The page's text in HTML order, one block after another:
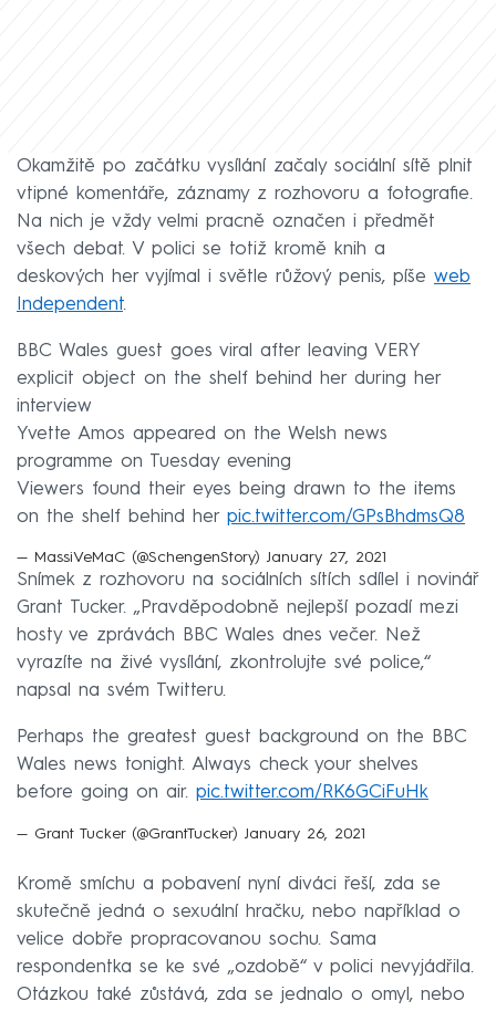
Okamžitě po začátku vysílání začaly sociální sítě plnit
vtipné komentáře, záznamy z rozhovoru a fotografie.
Na nich je vždy velmi pracně označen i předmět
všech debat. V polici se totiž kromě knih a
deskových her vyjímal i světle růžový penis, píše web
Independent.
BBC Wales guest goes viral after leaving VERY
explicit object on the shelf behind her during her
interview
Yvette Amos appeared on the Welsh news
programme on Tuesday evening
Viewers found their eyes being drawn to the items
on the shelf behind her pic.twitter.com/GPsBhdmsQ8
— MassiVeMaC (@SchengenStory) January 27, 2021
Snímek z rozhovoru na sociálních sítích sdílel i novinář
Grant Tucker. „Pravděpodobně nejlepší pozadí mezi
hosty ve zprávách BBC Wales dnes večer. Než
vyrazíte na živé vysílání, zkontrolujte své police,“
napsal na svém Twitteru.
Perhaps the greatest guest background on the BBC
Wales news tonight. Always check your shelves
before going on air. pic.twitter.com/RK6GCiFuHk
— Grant Tucker (@GrantTucker) January 26, 2021
Kromě smíchu a pobavení nyní diváci řeší, zda se
skutečně jedná o sexuální hračku, nebo například o
velice dobře propracovanou sochu. Sama
respondentka se ke své „ozdobě“ v polici nevyjádřila.
Otázkou také zůstává, zda se jednalo o omyl, nebo